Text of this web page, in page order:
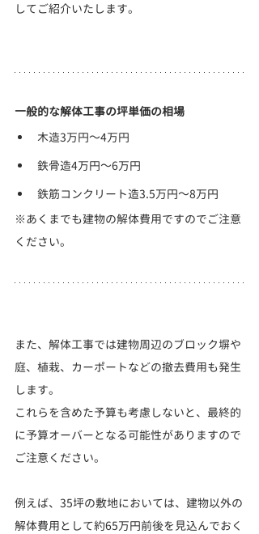
してご紹介いたします。
一般的な解体工事の坪単価の相場
木造3万円～4万円
鉄骨造4万円～6万円
鉄筋コンクリート造3.5万円～8万円
※あくまでも建物の解体費用ですのでご注意
ください。
また、解体工事では建物周辺のブロック塀や
庭、植栽、カーポートなどの撤去費用も発生
します。
これらを含めた予算も考慮しないと、最終的
に予算オーバーとなる可能性がありますので
ご注意ください。
例えば、35坪の敷地においては、建物以外の
解体費用として約65万円前後を見込んでおく